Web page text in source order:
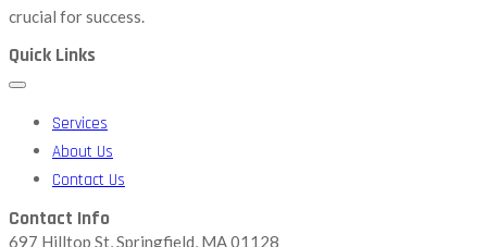
crucial for success.
Quick Links
Services
About Us
Contact Us
Contact Info
697 Hilltop St, Springfield, MA 01128